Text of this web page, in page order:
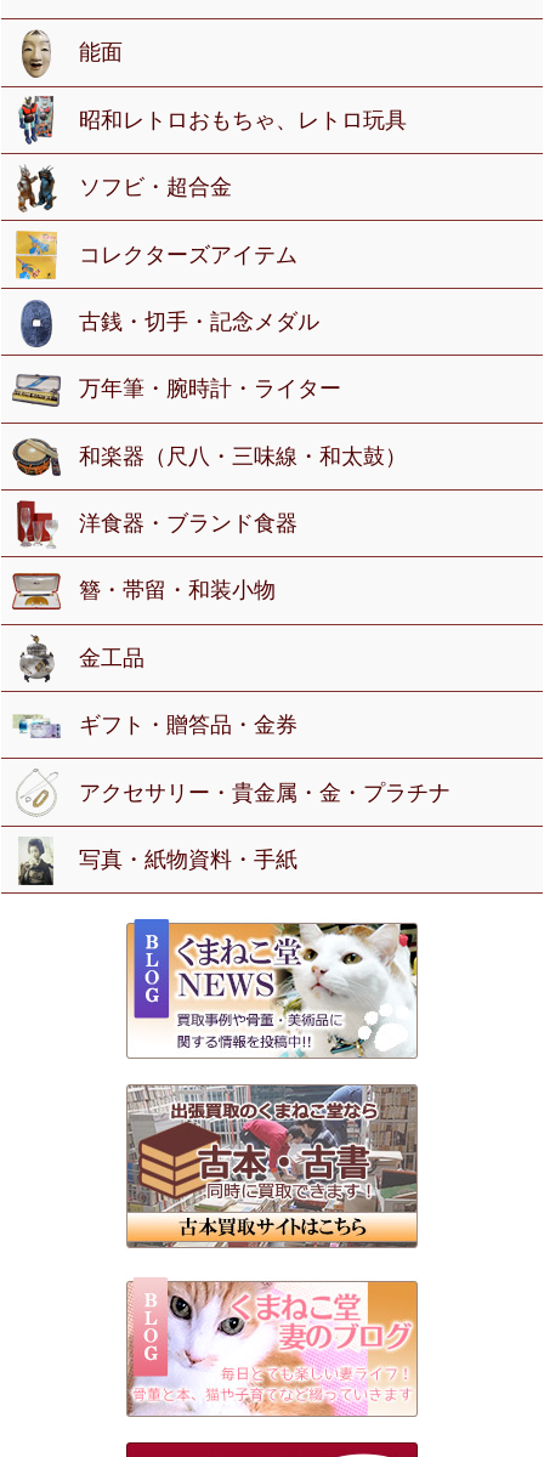
能面
昭和レトロおもちゃ、レトロ玩具
ソフビ・超合金
コレクターズアイテム
古銭・切手・記念メダル
万年筆・腕時計・ライター
和楽器（尺八・三味線・和太鼓）
洋食器・ブランド食器
簪・帯留・和装小物
金工品
ギフト・贈答品・金券
アクセサリー・貴金属・金・プラチナ
写真・紙物資料・手紙